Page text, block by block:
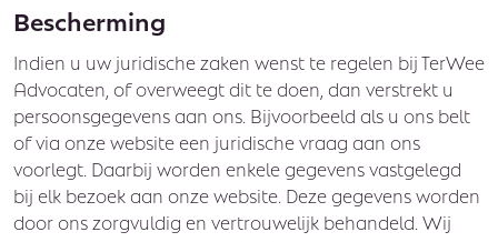
Bescherming
Indien u uw juridische zaken wenst te regelen bij TerWee
Advocaten, of overweegt dit te doen, dan verstrekt u
persoonsgegevens aan ons. Bijvoorbeeld als u ons belt
of via onze website een juridische vraag aan ons
voorlegt. Daarbij worden enkele gegevens vastgelegd
bij elk bezoek aan onze website. Deze gegevens worden
door ons zorgvuldig en vertrouwelijk behandeld. Wij